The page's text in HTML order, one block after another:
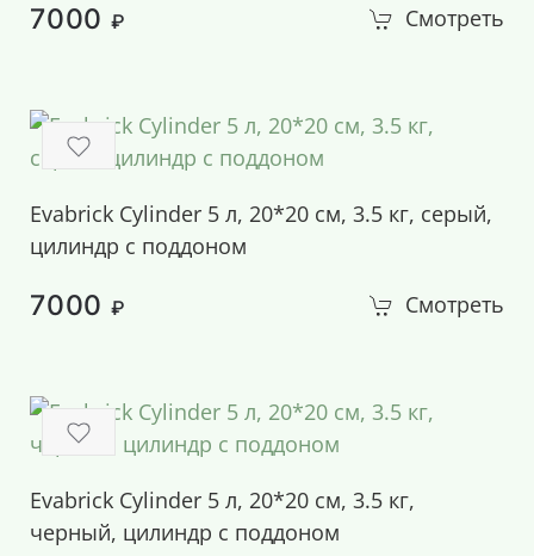
7000 ₽ Смотреть
Evabrick Cylinder 5 л, 20*20 см, 3.5 кг, серый,
цилиндр c поддоном
7000 ₽ Смотреть
Evabrick Cylinder 5 л, 20*20 см, 3.5 кг,
черный, цилиндр c поддоном